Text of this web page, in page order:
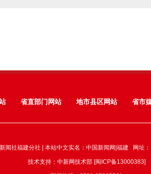
省直部门网站 地市县区网站 省市
闻社福建分社 | 本站中文实名：中国新闻网|福建 网址：
技术支持：中新网技术部 [闽ICP备13000383]